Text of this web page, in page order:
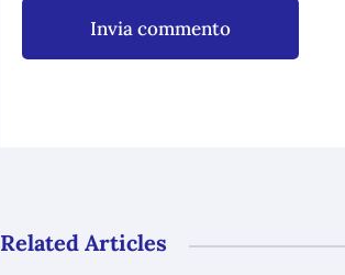
Invia commento
Related Articles